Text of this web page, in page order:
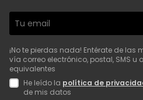
¡No te pierdas nada! Entérate de las
vía correo electrónico, postal, SMS u
equivalentes
He leído la política de
de mis datos